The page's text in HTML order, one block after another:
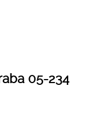
05-234